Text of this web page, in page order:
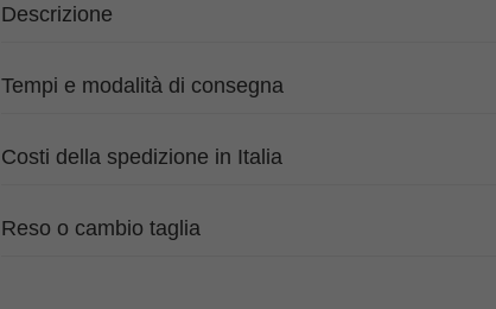
Descrizione
Tempi e modalità di consegna
Costi della spedizione in Italia
Reso o cambio taglia